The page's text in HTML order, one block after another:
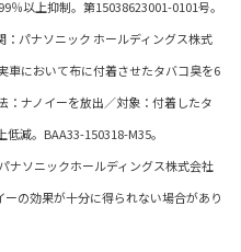
％以上抑制。第15038623001-0101号。
パナソニック ホールディングス株式
車において布に付着させたタバコ臭を6
：ナノイーを放出／対象：付着したタ
減。BAA33-150318-M35。
ソニックホールディングス株式会社
の効果が十分に得られない場合があり